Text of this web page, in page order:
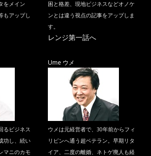
をメイン
もアップし
困と格差、現地ビジネスなどオノケ
ンとは違う視点の記事をアップしま
す。
レンジ第一話へ
るビジネス
功し、続い
マニのカモ
Ume ウメ
ウメは元経営者で、30年前からフィ
リピンへ通う超ベテラン。早期リタ
イア、二度の離婚、ネトゲ廃人も経